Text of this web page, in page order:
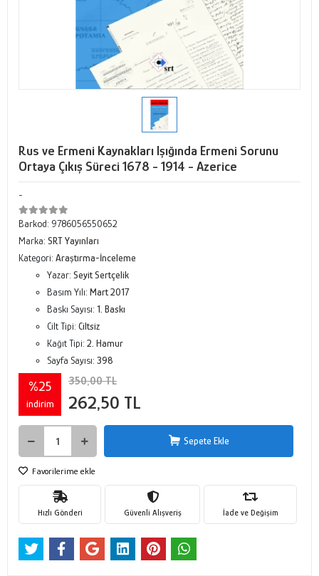
Rus ve Ermeni Kaynakları Işığında Ermeni Sorunu
Ortaya Çıkış Süreci 1678 - 1914 - Azerice
-
Barkod: 9786056550652
Marka: SRT Yayınları
Kategori: Araştırma-İnceleme
Yazar: Seyit Sertçelik
Basım Yılı: Mart 2017
Baskı Sayısı: 1. Baskı
Cilt Tipi: Ciltsiz
Kağıt Tipi: 2. Hamur
Sayfa Sayısı: 398
%25
indirim
350,00 TL
262,50 TL
Sepete Ekle
Favorilerime ekle
Hızlı Gönderi Güvenli Alışveriş İade ve Değişim